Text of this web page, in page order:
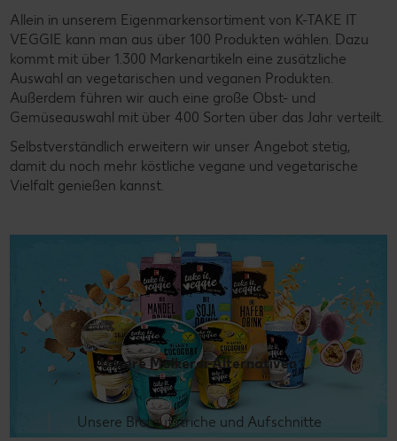
Allein in unserem Eigenmarkensortiment von K-TAKE IT
VEGGIE kann man aus über 100 Produkten wählen. Dazu
kommt mit über 1.300 Markenartikeln eine zusätzliche
Auswahl an vegetarischen und veganen Produkten.
Außerdem führen wir auch eine große Obst- und
Gemüseauswahl mit über 400 Sorten über das Jahr verteilt.
Selbstverständlich erweitern wir unser Angebot stetig,
damit du noch mehr köstliche vegane und vegetarische
Vielfalt genießen kannst.
Unsere Molkerei-Alternativen
Unsere Brotaufstriche und Aufschnitte